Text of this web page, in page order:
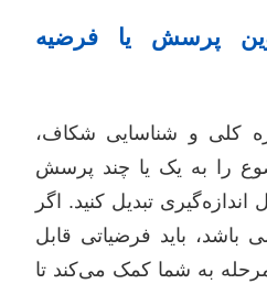
پرسش یا فرضیه
کلی و شناسایی شکاف،
را به یک یا چند پرسش
تبدیل کنید. اگر
باید فرضیاتی قابل
به شما کمک می‌کند تا